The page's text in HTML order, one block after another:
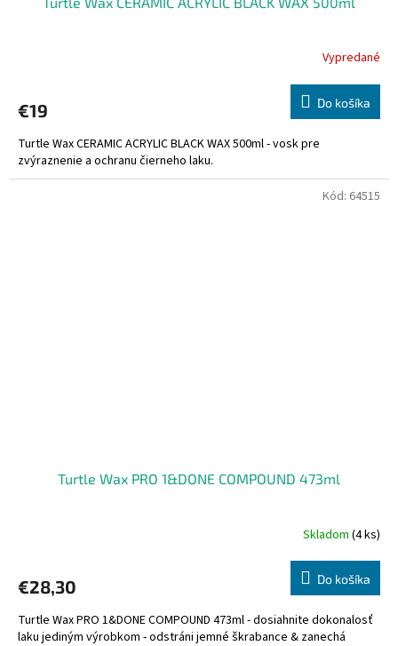
Vypredané
€19 Do košíka
Turtle Wax CERAMIC ACRYLIC BLACK WAX 500ml - vosk pre
zvýraznenie a ochranu čierneho laku.
Turtle Wax PRO 1&DONE COMPOUND 473ml
Skladom (4 ks)
€28,30 Do košíka
Turtle Wax PRO 1&DONE COMPOUND 473ml - dosiahnite dokonalosť
laku jediným výrobkom - odstráni jemné škrabance & zanechá
Kód: 64515